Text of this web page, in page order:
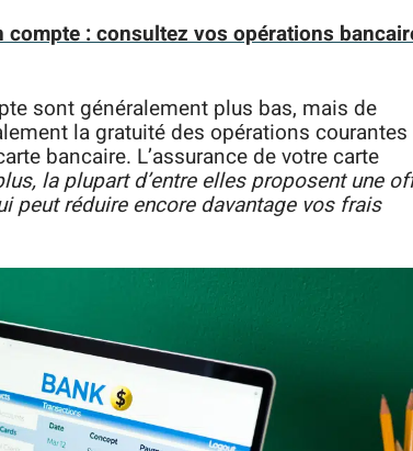
compte : consultez vos opérations
sont généralement plus bas, mais de
la gratuité des opérations courantes
bancaire. L’assurance de votre carte
la plupart d’entre elles proposent une
peut réduire encore davantage vos frais